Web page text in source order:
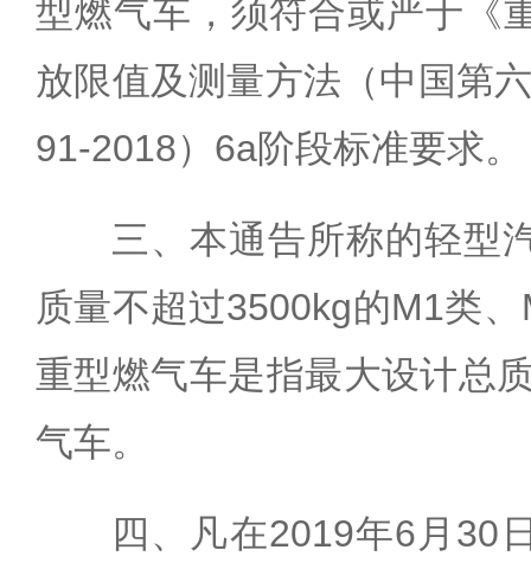
型燃气车，须符合或严于《
放限值及测量方法（中国第
91-2018）6a阶段标准要求。
三、本通告所称的轻型
质量不超过3500kg的M1类
重型燃气车是指最大设计总
气车。
四、凡在2019年6月30